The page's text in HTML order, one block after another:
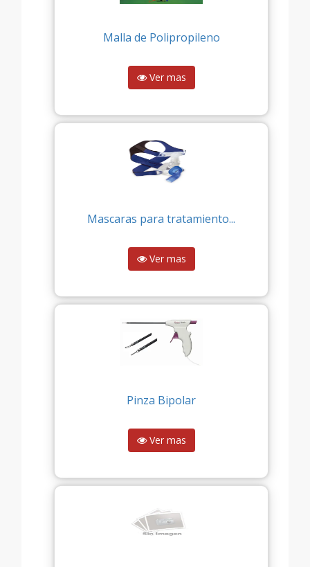
Malla de Polipropileno
Ver mas
Mascaras para tratamiento...
Ver mas
Pinza Bipolar
Ver mas